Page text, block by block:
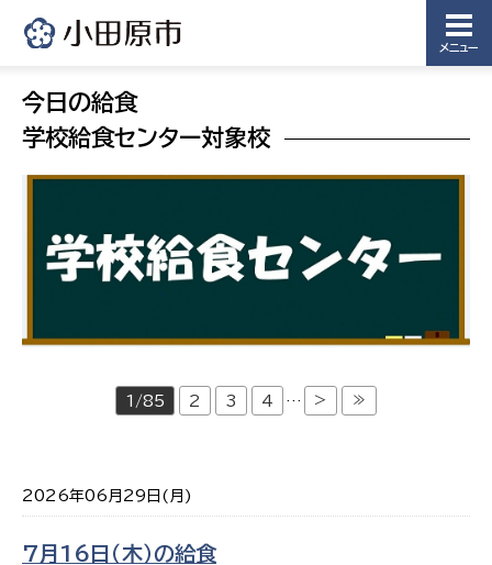
メニュー
今日の給食
学校給食センター対象校
1/85 2 3 4 … > ≫
2026年06月29日(月)
7月16日（木）の給食